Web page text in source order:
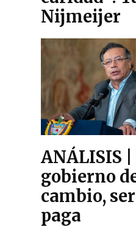
Nijmeijer
ANÁLISIS |
gobierno
cambio,
paga